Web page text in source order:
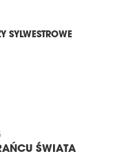
SYLWESTROWE
ŚWIATA